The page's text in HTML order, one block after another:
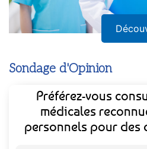
Sondage d'Opinion
Préférez-vous
médicales
personnels pour des